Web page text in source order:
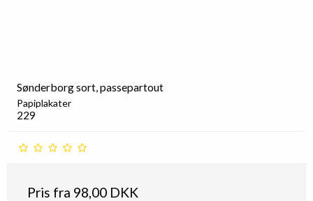
Sønderborg sort, passepartout
Papiplakater
229
Pris fra 98,00 DKK